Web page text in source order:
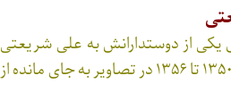
تاریخ ۱۳۵۰از سوی یکی از دوستدارانش به علی شریعتی
اهداء شده است که در سال‌های ۱۳۵۰ تا ۱۳۵۶ در تصاویر به جای مانده از